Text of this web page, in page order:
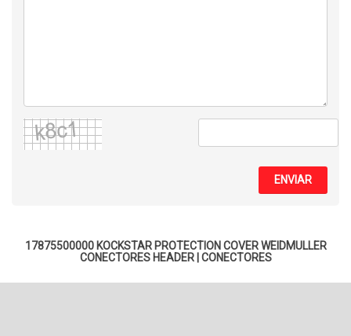
ENVIAR
17875500000 KOCKSTAR PROTECTION COVER WEIDMULLER
CONECTORES HEADER| CONECTORES